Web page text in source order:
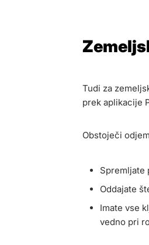
Tudi za
prek aplikacije
Obstoječi
Spremljate
Oddajate
Imate vse
vedno pri